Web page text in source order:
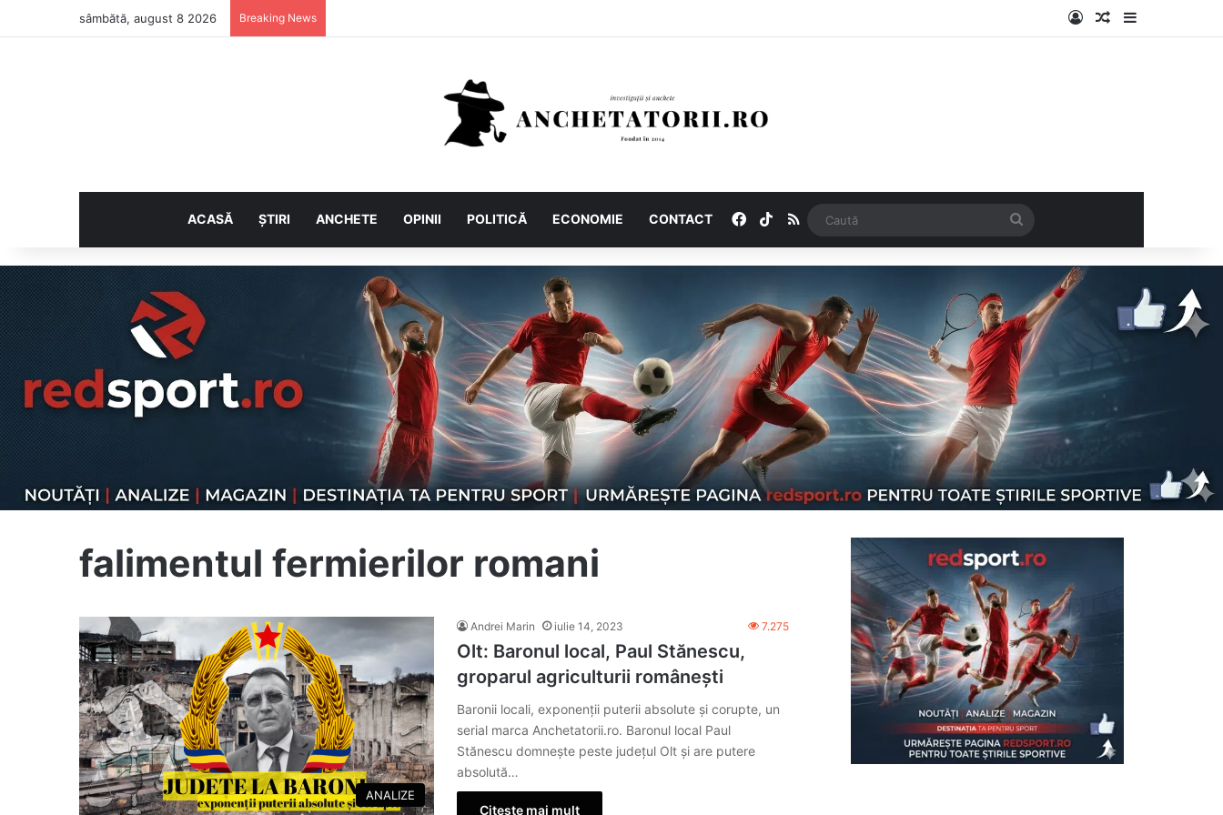
sâmbătă, august 8 2026 Breaking News Log InArticol aleatoriu
ACASĂ ȘTIRI ANCHETE OPINII POLITICĂ ECONOMIE CONTACT Facebook
TikTokRSS
falimentul fermierilor romani
ANALIZE
Andrei Marin iulie 14, 2023 7.275
Olt: Baronul local, Paul Stănescu,
groparul agriculturii românești
Baronii locali, exponenții puterii absolute și corupte, un
serial marca Anchetatorii.ro. Baronul local Paul
Stănescu domnește peste județul Olt și are putere
absolută…
Citește mai mult